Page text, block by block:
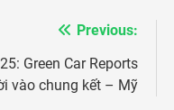
Previous:
Green Car Reports
vào chung kết – Mỹ